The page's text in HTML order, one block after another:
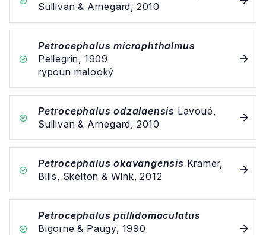
Sullivan & Arnegard, 2010
Petrocephalus microphthalmus
Pellegrin, 1909
rypoun malooký
Petrocephalus odzalaensis Lavoué,
Sullivan & Arnegard, 2010
Petrocephalus okavangensis Kramer,
Bills, Skelton & Wink, 2012
Petrocephalus pallidomaculatus
Bigorne & Paugy, 1990